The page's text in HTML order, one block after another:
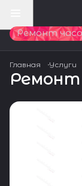
Ремонт
Главная Услуги
Ремонт